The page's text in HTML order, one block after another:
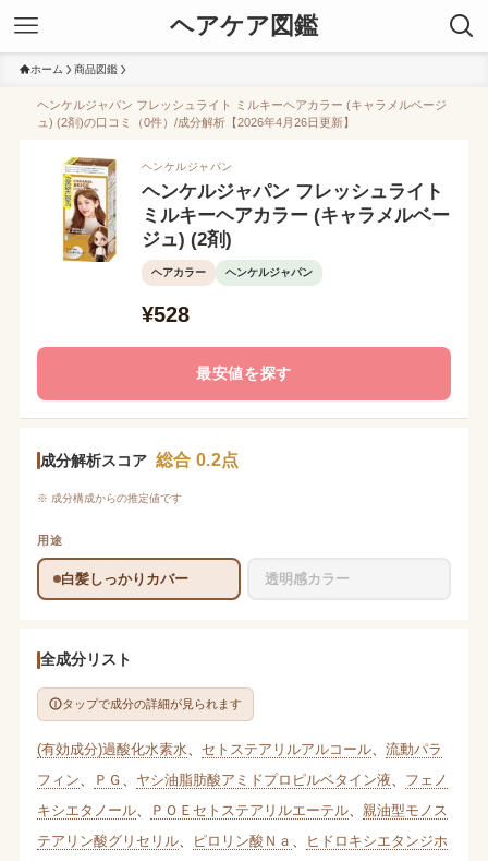
ヘアケア図鑑
ホーム 商品図鑑
ヘンケルジャパン フレッシュライト ミルキーヘアカラー (キャラメルベージ
ュ) (2剤)の口コミ（0件）/成分解析【2026年4月26日更新】
ヘンケルジャパン
ヘンケルジャパン フレッシュライト
ミルキーヘアカラー (キャラメルベー
ジュ) (2剤)
ヘアカラー ヘンケルジャパン
¥528
最安値を探す
成分解析スコア 総合 0.2点
※ 成分構成からの推定値です
用途
白髪しっかりカバー 透明感カラー
全成分リスト
タップで成分の詳細が見られます
(有効成分)過酸化水素水 セトステアリルアルコール、 流動パラ
フィン
ＰＧ ヤシ油脂肪酸アミドプロピルベタイン液
フェノ
キシエタノール、 ＰＯＥセトステアリルエーテル、 親油型モノス
テアリン酸グリセリル、 ピロリン酸Ｎａ
ヒドロキシエタンジホ